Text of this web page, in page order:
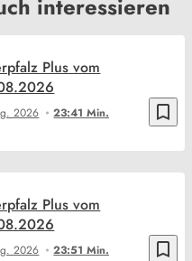
interessieren
bookmark_border
2026 23:41 Min.
Plus vom
bookmark_border
2026 23:51 Min.
Plus vom